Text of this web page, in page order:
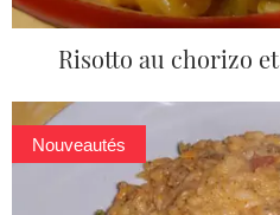
Risotto au chorizo
Nouveautés